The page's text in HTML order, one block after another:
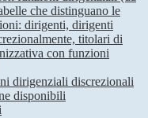
che distinguano le
dirigenti, dirigenti
titolari di
con funzioni
dirigenziali discrezionali
disponibili